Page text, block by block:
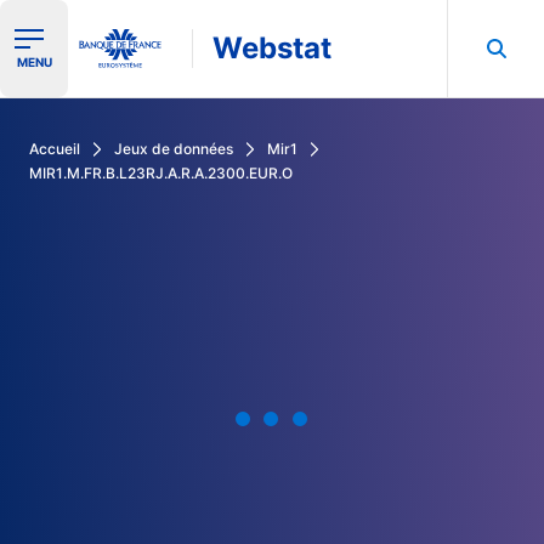
Ouvrir le menu de navigation
MENU Webstat
Accueil Jeux de données
Mir1
MIR1.M.FR.B.L23RJ.A.R.A.2300.EUR.O